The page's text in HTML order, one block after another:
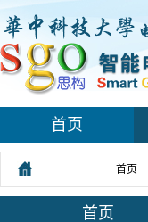
首页
首页
首页